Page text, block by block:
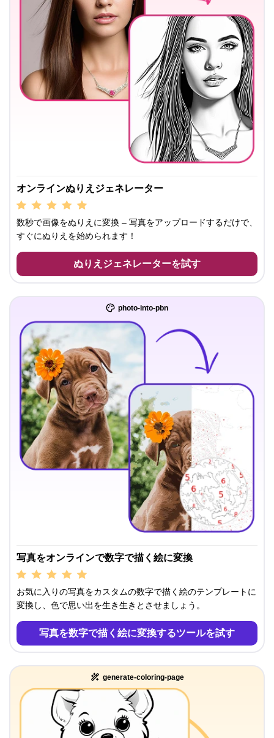
オンラインぬりえジェネレーター
数秒で画像をぬりえに変換 – 写真をアップロードするだけで、
すぐにぬりえを始められます！
ぬりえジェネレーターを試す
photo-into-pbn
写真をオンラインで数字で描く絵に変換
お気に入りの写真をカスタムの数字で描く絵のテンプレートに
変換し、色で思い出を生き生きとさせましょう。
写真を数字で描く絵に変換するツールを試す
generate-coloring-page